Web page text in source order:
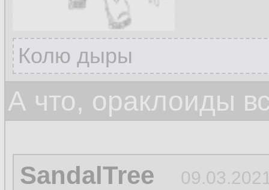
Колю дыры
А что, ораклоиды
SandalTree